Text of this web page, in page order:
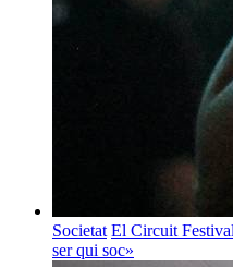
Societat El Circuit
ser qui soc»